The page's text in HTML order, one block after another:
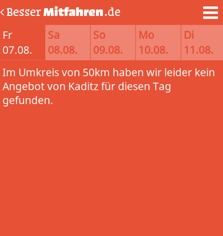
BesserMitfahren.de
Fr
07.08.
Sa
08.08.
So
09.08.
Mo
10.08.
Di
11.08.
Im Umkreis von 50km haben wir leider kein
Angebot von Kaditz für diesen Tag
gefunden.